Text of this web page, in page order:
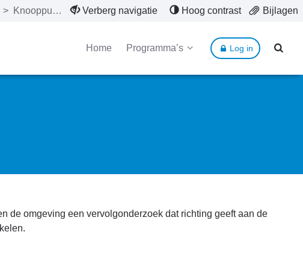
> Knooppunt Breukelen Verberg navigatie Hoog contrast Bijlagen
Home Programma’s Log in
de omgeving een vervolgonderzoek dat richting geeft aan de